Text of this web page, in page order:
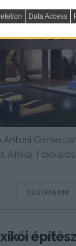
Data Access
Antoni
Afrika,
ELOLVASOM